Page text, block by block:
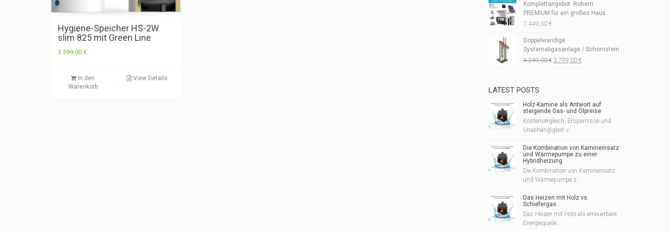
Hygiene-Speicher HS-2W
slim 825 mit Green Line
3.599,00 €
In den
Warenkorb
View Details
Komplettangebot: Rohem
PREMIUM für ein großes Haus
7.449,00 €
Doppelwandige
Systemabgasanlage / Schornstein
4.249,00€ Ursprünglicher
3.799,00 €Aktueller
LATEST POSTS
Holz-Kamine als Antwort auf
steigende Gas- und Ölpreise
Kostenvergleich, Ersparnisse und
Unabhängigkeit v...
Die Kombination von Kamineinsatz
und Wärmepumpe zu einer
Hybridheizung
Die Kombination von Kamineinsatz
und Wärmepumpe z...
Das Heizen mit Holz vs.
Schiefergas
Das Heizen mit Holz als erneuerbare
Energiequelle ...